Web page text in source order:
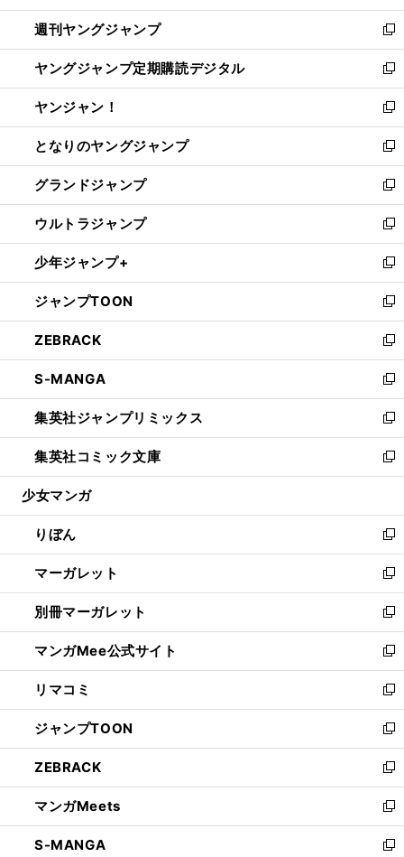
開
く
ウ
で
開
く
ン
ド
ウ
で
開
く
ウ
ィ
ン
ド
ウ
で
開
く
週刊ヤングジャンプ
新
し
い
ウ
ィ
ン
ド
ウ
で
開
く
ヤングジャンプ定期購読デジタル
新
し
い
ウ
ィ
ン
ド
ウ
で
開
く
ヤンジャン！
新
し
い
ウ
ィ
ン
ド
ウ
で
開
く
となりのヤングジャンプ
新
し
い
ウ
ィ
ン
ド
ウ
で
開
く
グランドジャンプ
新
し
い
ウ
ィ
ン
ド
ウ
で
開
く
ウルトラジャンプ
新
し
い
ウ
ィ
ン
ド
ウ
で
開
く
少年ジャンプ+
新
し
い
ウ
ィ
ン
ド
ウ
で
開
く
ジャンプTOON
新
し
い
ウ
ィ
ン
ド
ウ
で
開
ZEBRACK
新
し
い
ウ
ィ
ン
ド
ウ
開
く
S-MANGA
新
し
い
ウ
ィ
ン
ウ
で
開
く
集英社ジャンプリミックス
新
し
い
ウ
ン
ド
ウ
で
開
く
集英社コミック文庫
新
し
ウ
ィ
ン
ド
ウ
で
開
く
少女マンガ
りぼん
新
し
い
ウ
ィ
ン
ド
ウ
で
開
く
マーガレット
新
し
い
ウ
ィ
ン
ド
ウ
で
開
く
別冊マーガレット
新
し
い
ウ
ィ
ン
ド
ウ
で
開
く
マンガMee公式サイト
新
し
い
ウ
ィ
ン
ド
ウ
で
開
く
リマコミ
新
し
い
ウ
ィ
ン
ド
ウ
で
ジャンプTOON
新
し
い
ウ
ィ
ン
ド
ZEBRACK
新
し
い
ウ
ィ
マンガMeets
新
し
い
S-MANGA 新